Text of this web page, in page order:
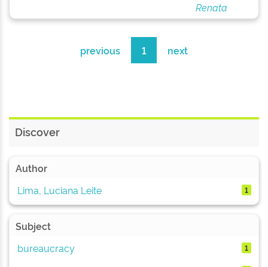
Renata
previous 1 next
Discover
Author
Lima, Luciana Leite
1
Subject
bureaucracy
1